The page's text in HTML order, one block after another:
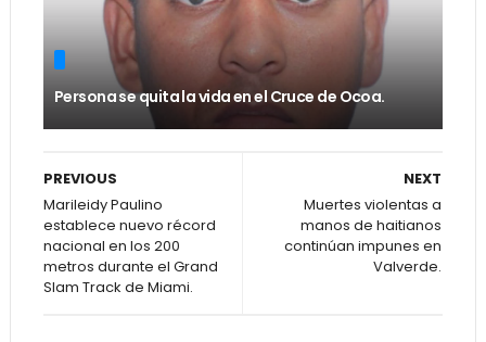
Persona se quita la vida en el Cruce de Ocoa.
NEXT
Muertes violentas a
manos de haitianos
continúan impunes en
Valverde.
PREVIOUS
Marileidy Paulino
establece nuevo récord
nacional en los 200
metros durante el Grand
Slam Track de Miami.